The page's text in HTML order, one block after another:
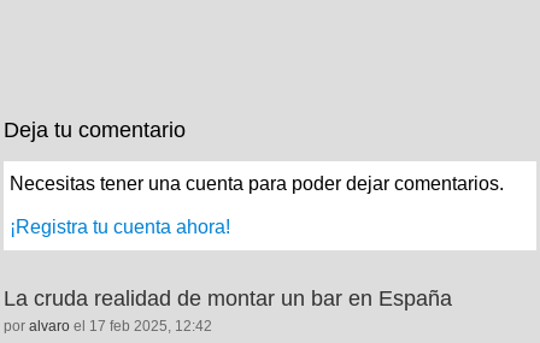
Deja tu comentario
Necesitas tener una cuenta para poder dejar comentarios.
¡Registra tu cuenta ahora!
La cruda realidad de montar un bar en España
por alvaro el 17 feb 2025, 12:42